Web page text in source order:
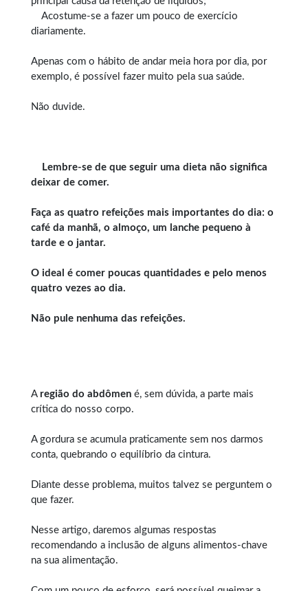
Acostume-se a fazer um pouco de exercício
diariamente.
Apenas com o hábito de andar meia hora por dia, por
exemplo, é possível fazer muito pela sua saúde.
Não duvide.
Lembre-se de que seguir uma dieta não significa
deixar de comer.
Faça as quatro refeições mais importantes do dia: o
café da manhã, o almoço, um lanche pequeno à
tarde e o jantar.
O ideal é comer poucas quantidades e pelo menos
quatro vezes ao dia.
Não pule nenhuma das refeições.
A região do abdômen é, sem dúvida, a parte mais
crítica do nosso corpo.
A gordura se acumula praticamente sem nos darmos
conta, quebrando o equilíbrio da cintura.
Diante desse problema, muitos talvez se perguntem o
que fazer.
Nesse artigo, daremos algumas respostas
recomendando a inclusão de alguns alimentos-chave
na sua alimentação.